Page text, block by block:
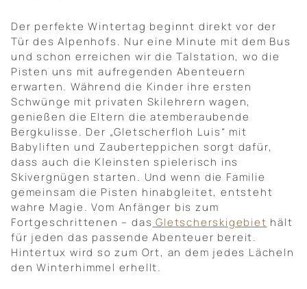
Der perfekte Wintertag beginnt direkt vor der
Tür des Alpenhofs. Nur eine Minute mit dem Bus
und schon erreichen wir die Talstation, wo die
Pisten uns mit aufregenden Abenteuern
erwarten. Während die Kinder ihre ersten
Schwünge mit privaten Skilehrern wagen,
genießen die Eltern die atemberaubende
Bergkulisse. Der „Gletscherfloh Luis“ mit
Babyliften und Zauberteppichen sorgt dafür,
dass auch die Kleinsten spielerisch ins
Skivergnügen starten. Und wenn die Familie
gemeinsam die Pisten hinabgleitet, entsteht
wahre Magie. Vom Anfänger bis zum
Fortgeschrittenen – das Gletscherskigebiet hält
für jeden das passende Abenteuer bereit.
Hintertux wird so zum Ort, an dem jedes Lächeln
den Winterhimmel erhellt.